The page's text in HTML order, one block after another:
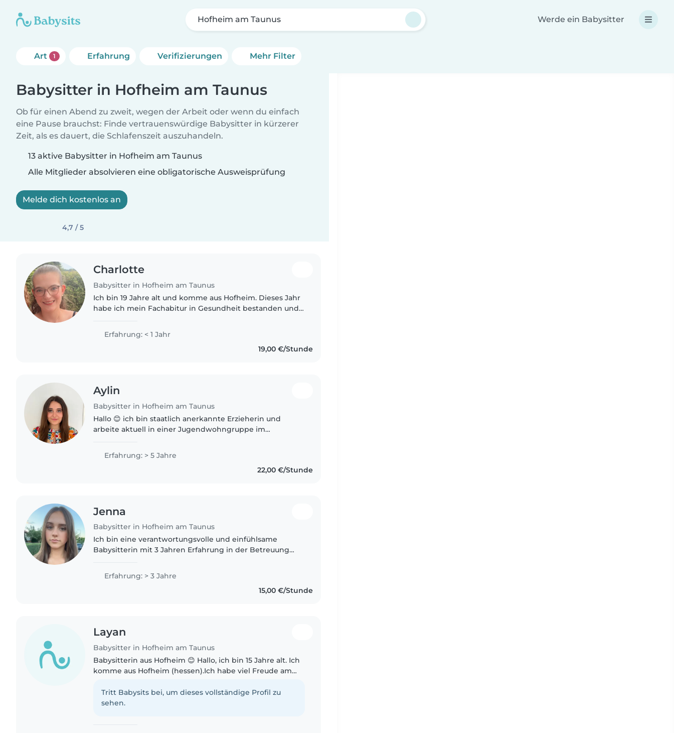
Hofheim am Taunus Werde ein Babysitter
Art 1 Erfahrung Verifizierungen Mehr Filter
Babysitter in Hofheim am Taunus
Ob für einen Abend zu zweit, wegen der Arbeit oder wenn du einfach
eine Pause brauchst: Finde vertrauenswürdige Babysitter in kürzerer
Zeit, als es dauert, die Schlafenszeit auszuhandeln.
13 aktive Babysitter in Hofheim am Taunus
Alle Mitglieder absolvieren eine obligatorische Ausweisprüfung
Melde dich kostenlos an
4,7 / 5
Charlotte
Babysitter in Hofheim am Taunus
Ich bin 19 Jahre alt und komme aus Hofheim. Dieses Jahr
habe ich mein Fachabitur in Gesundheit bestanden und
gut mit Kinder umgehen..
Erfahrung: < 1 Jahr
19,00 €/Stunde
Aylin
Babysitter in Hofheim am Taunus
Hallo 😊 ich bin staatlich anerkannte Erzieherin und
arbeite aktuell in einer Jugendwohngruppe im
Erfahrung: > 5 Jahre
22,00 €/Stunde
Jenna
Babysitter in Hofheim am Taunus
Ich bin eine verantwortungsvolle und einfühlsame
Babysitterin mit 3 Jahren Erfahrung in der Betreuung
Grundschülern. Ich habe eine..
Erfahrung: > 3 Jahre
15,00 €/Stunde
Layan
Babysitter in Hofheim am Taunus
Babysitterin aus Hofheim 😊 Hallo, ich bin 15 Jahre alt. Ich
komme aus Hofheim (hessen).Ich habe viel Freude am
verantwortungsbewusst...
Tritt Babysits bei, um dieses vollständige Profil zu
sehen.